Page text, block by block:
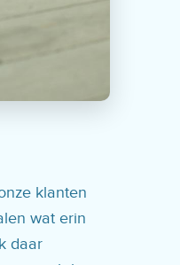
klanten
wat erin
daar